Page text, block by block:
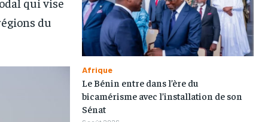
du
Afrique
Le Bénin entre dans l’ère du
bicamérisme avec l’installation de son
Sénat